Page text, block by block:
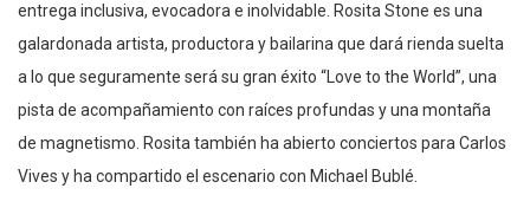
entrega inclusiva, evocadora e inolvidable. Rosita Stone es una
galardonada artista, productora y bailarina que dará rienda suelta
a lo que seguramente será su gran éxito “Love to the World”, una
pista de acompañamiento con raíces profundas y una montaña
de magnetismo. Rosita también ha abierto conciertos para Carlos
Vives y ha compartido el escenario con Michael Bublé.